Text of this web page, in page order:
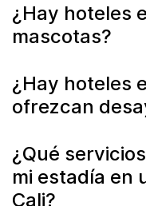
¿Hay hoteles
mascotas?
¿Hay hoteles
ofrezcan
¿Qué
mi estadía en
Cali?